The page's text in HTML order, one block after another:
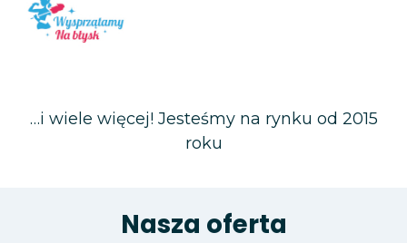
…i wiele więcej! Jesteśmy na rynku od 2015
roku
Nasza oferta